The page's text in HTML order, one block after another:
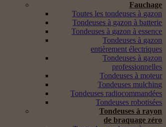
Fauchage
Toutes les tondeuses à gazon
Tondeuses à gazon à batterie
Tondeuses à gazon à essence
Tondeuses à gazon
entièrement électriques
Tondeuses à gazon
professionnelles
Tondeuses à moteur
Tondeuses mulching
Tondeuses radiocommandées
Tondeuses robotisées
Tondeuses à rayon
de braquage zéro